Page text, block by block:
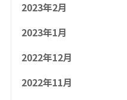
2023年2月
2023年1月
2022年12月
2022年11月